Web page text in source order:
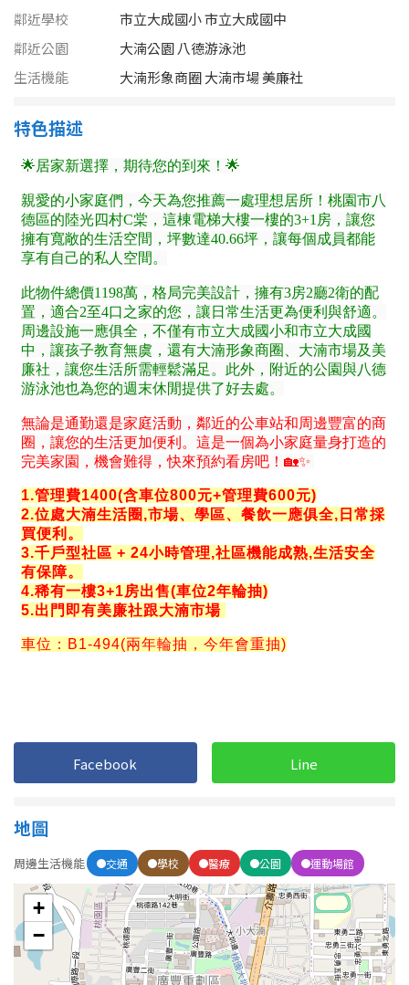
屏東縣
台東縣
金門連江
~
樓層
不拘
1樓
3樓 4樓
5~10樓
21樓以上
~ 樓
格局
不拘
1房
2房 3房
4房 5房以上
20-30 年 30-40 年
售價
鄰近學校
市立大成國小 市立大成國中
鄰近公園
大湳公園 八德游泳池
生活機能
大湳形象商圈 大湳市場 美廉社
特色描述
Facebook Line
地圖
周邊生活機能 交通 學校 醫療 公園 運動場館
+
−